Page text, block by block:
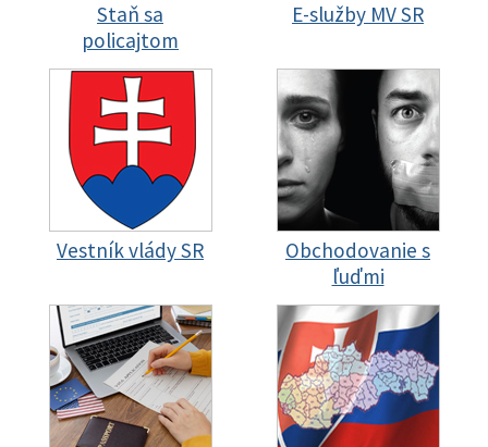
Staň sa
policajtom
E-služby MV SR
Vestník vlády SR
Obchodovanie s
ľuďmi